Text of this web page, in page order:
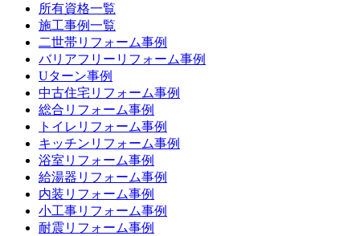
所有資格一覧
施工事例一覧
二世帯リフォーム事例
バリアフリーリフォーム事例
Uターン事例
中古住宅リフォーム事例
総合リフォーム事例
トイレリフォーム事例
キッチンリフォーム事例
浴室リフォーム事例
給湯器リフォーム事例
内装リフォーム事例
小工事リフォーム事例
耐震リフォーム事例